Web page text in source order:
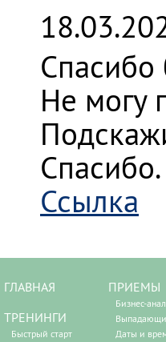
Не могу
Спасибо.
Ссылка
ГЛАВНАЯ
ТРЕНИНГИ
Быстрый старт
ПРИЕМЫ
Бизнес-
Даты и